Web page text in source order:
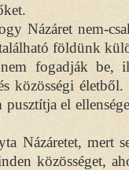
Názáret nem-
földünk
fogadják be,
közösségi életből.
pusztítja el
Názáretet, mert
közösséget,